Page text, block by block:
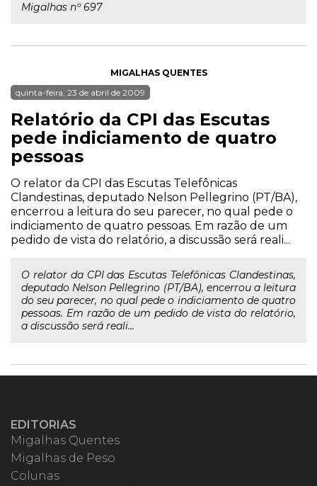
Migalhas nº 697
MIGALHAS QUENTES
quinta-feira, 23 de abril de 2009
Relatório da CPI das Escutas
pede indiciamento de quatro
pessoas
O relator da CPI das Escutas Telefônicas
Clandestinas, deputado Nelson Pellegrino (PT/BA),
encerrou a leitura do seu parecer, no qual pede o
indiciamento de quatro pessoas. Em razão de um
pedido de vista do relatório, a discussão será reali...
O relator da CPI das Escutas Telefônicas Clandestinas,
deputado Nelson Pellegrino (PT/BA), encerrou a leitura
do seu parecer, no qual pede o indiciamento de quatro
pessoas. Em razão de um pedido de vista do relatório,
a discussão será reali...
EDITORIAS
Migalhas Quentes
Migalhas de Peso
Colunas